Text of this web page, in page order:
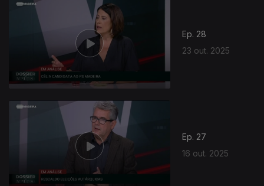
Ep. 28
23 out. 2025
Ep. 27
16 out. 2025